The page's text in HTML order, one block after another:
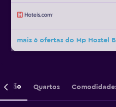
mais 6 ofertas do Mp Hostel
Quartos